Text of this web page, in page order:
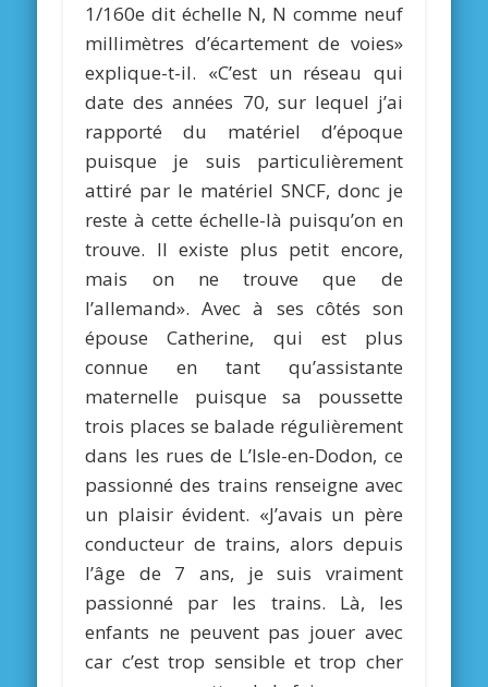
1/160e dit échelle N, N comme neuf
millimètres d’écartement de voies»
explique-t-il. «C’est un réseau qui
date des années 70, sur lequel j’ai
rapporté du matériel d’époque
puisque je suis particulièrement
attiré par le matériel SNCF, donc je
reste à cette échelle-là puisqu’on en
trouve. Il existe plus petit encore,
mais on ne trouve que de
l’allemand». Avec à ses côtés son
épouse Catherine, qui est plus
connue en tant qu’assistante
maternelle puisque sa poussette
trois places se balade régulièrement
dans les rues de L’Isle-en-Dodon, ce
passionné des trains renseigne avec
un plaisir évident. «J’avais un père
conducteur de trains, alors depuis
l’âge de 7 ans, je suis vraiment
passionné par les trains. Là, les
enfants ne peuvent pas jouer avec
car c’est trop sensible et trop cher